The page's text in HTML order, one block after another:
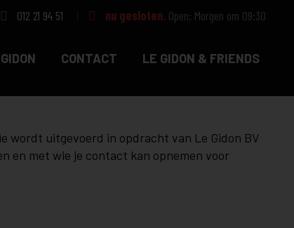
012 21 94 51 nu gesloten. Open: Morgen om 09:30
CONTACT LE GIDON & FRIENDS
wordt uitgevoerd in opdracht van Le Gidon BV
en met wie je contact kan opnemen voor